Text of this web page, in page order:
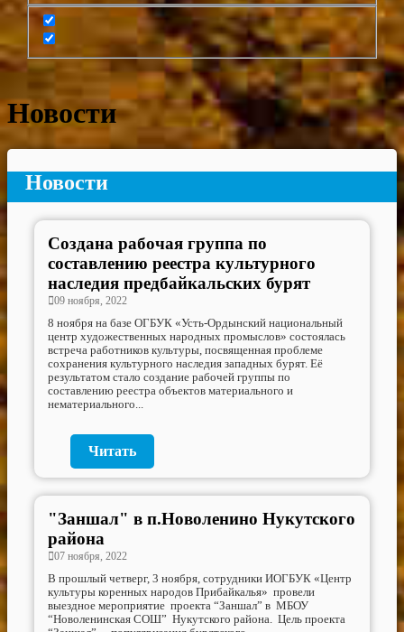
Новости
Новости
Создана рабочая группа по
составлению реестра культурного
наследия предбайкальских бурят
09 ноября, 2022
8 ноября на базе ОГБУК «Усть-Ордынский национальный
центр художественных народных промыслов» состоялась
встреча работников культуры, посвященная проблеме
сохранения культурного наследия западных бурят. Её
результатом стало создание рабочей группы по
составлению реестра объектов материального и
нематериального...
Читать
"Заншал" в п.Новоленино Нукутского
района
07 ноября, 2022
В прошлый четверг, 3 ноября, сотрудники ИОГБУК «Центр
культуры коренных народов Прибайкалья» провели
выездное мероприятие проекта “Заншал” в МБОУ
“Новоленинская СОШ” Нукутского района. Цель проекта